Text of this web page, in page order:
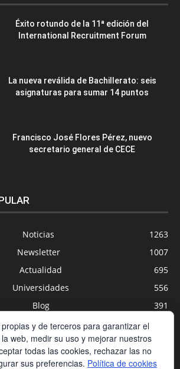
Éxito rotundo de la 11ª edición del
International Recruitment Forum
La nueva reválida de Bachillerato: seis
asignaturas para sumar 14 puntos
Francisco José Flores Pérez, nuevo
secretario general de CECE
Noticias
1263
Newsletter
1007
Actualidad
695
Universidades
556
Blog
391
Agenda
Nuevas Tecnologías
Estudios
y de terceros para garantizar el
web, medir su uso y mejorar nuestros
todas las cookies, rechazar las no
sus preferencias. Política de cookies